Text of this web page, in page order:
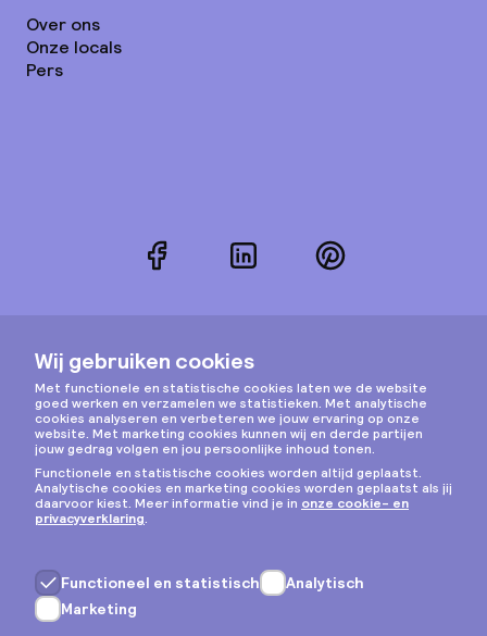
Over ons
Onze locals
Pers
FacebookLinkedInPinterest
Instagram
Privacy & cookies
Algemene voorwaarden